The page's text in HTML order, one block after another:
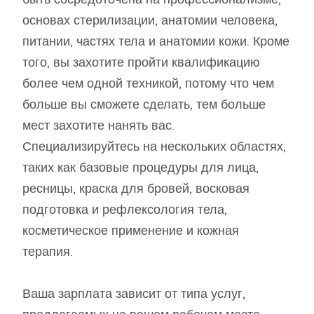
основах стерилизации, анатомии человека,
питании, частях тела и анатомии кожи. Кроме
того, вы захотите пройти квалификацию
более чем одной техникой, потому что чем
больше вы сможете сделать, тем больше
мест захотите нанять вас.
Специализируйтесь на нескольких областях,
таких как базовые процедуры для лица,
ресницы, краска для бровей, восковая
подготовка и рефлексология тела,
косметическое применение и кожная
терапия.
Ваша зарплата зависит от типа услуг,